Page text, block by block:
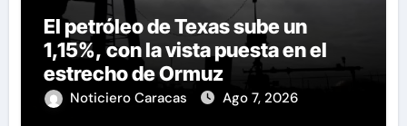
El petróleo de Texas sube un
1,15%, con la vista puesta en el
estrecho de Ormuz
Noticiero Caracas Ago 7, 2026